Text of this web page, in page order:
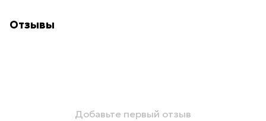
Отзывы
Добавьте первый отзыв